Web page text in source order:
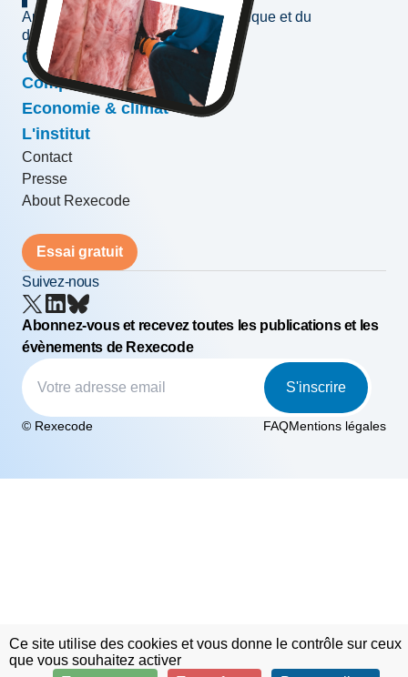
Au service de l'information économique et du
développement des entreprises
Conjoncture & prévisions
Compétitivité & croissance
Economie & climat
L'institut
Contact
Presse
About Rexecode
Essai gratuit
Suivez-nous
Abonnez-vous et recevez toutes les publications et les
évènements de Rexecode
S'inscrire
© Rexecode FAQMentions légales
Ce site utilise des cookies et vous donne le contrôle sur ceux
que vous souhaitez activer